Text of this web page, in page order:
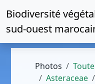
Biodiversité
sud-ouest
Photos
Asteraceae